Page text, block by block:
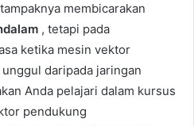
membicarakan
, tetapi pada
ketika mesin vektor
daripada jaringan
Anda pelajari dalam kursus
pendukung